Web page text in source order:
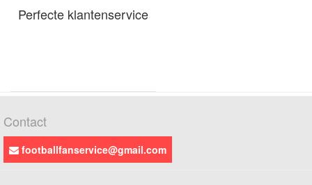
Perfecte klantenservice
Contact
footballfanservice@gmail.com